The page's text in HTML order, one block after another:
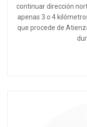
continuar dirección
apenas 3 o 4
que procede de